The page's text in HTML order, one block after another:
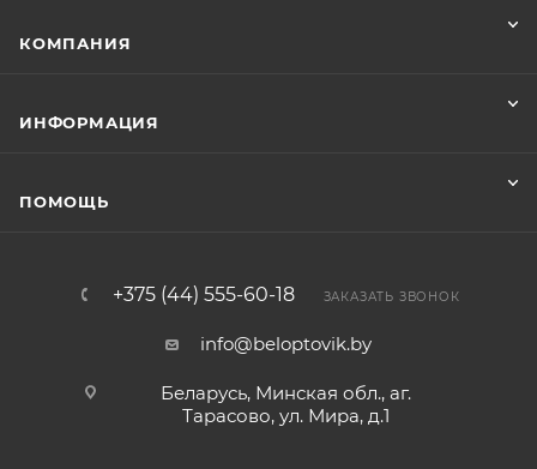
КОМПАНИЯ
ИНФОРМАЦИЯ
ПОМОЩЬ
+375 (44) 555-60-18 ЗАКАЗАТЬ ЗВОНОК
info@beloptovik.by
Беларусь, Минская обл., аг.
Тарасово, ул. Мира, д.1